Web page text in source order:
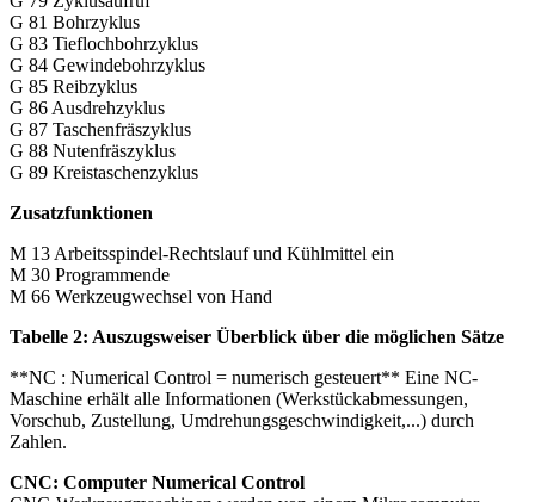
G 81 Bohrzyklus
G 83 Tieflochbohrzyklus
G 84 Gewindebohrzyklus
G 85 Reibzyklus
G 86 Ausdrehzyklus
G 87 Taschenfräszyklus
G 88 Nutenfräszyklus
G 89 Kreistaschenzyklus
Zusatzfunktionen
M 13 Arbeitsspindel-Rechtslauf und Kühlmittel ein
M 30 Programmende
M 66 Werkzeugwechsel von Hand
Tabelle 2: Auszugsweiser Überblick über die möglichen Sätze
**NC : Numerical Control = numerisch gesteuert** Eine NC-
Maschine erhält alle Informationen (Werkstückabmessungen,
Vorschub, Zustellung, Umdrehungsgeschwindigkeit,...) durch
Zahlen.
CNC: Computer Numerical Control